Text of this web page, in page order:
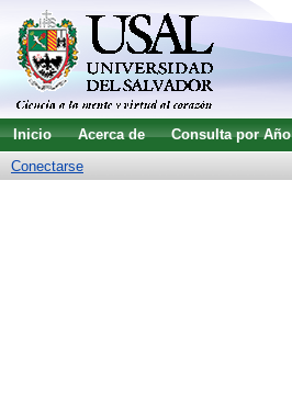
Inicio Acerca de Consulta por Año
Conectarse